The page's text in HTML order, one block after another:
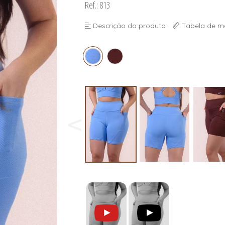
Ref.: 813
Descrição do produto Tabela de